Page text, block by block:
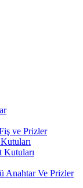
ve Prizler
Kutuları
Anahtar Ve Prizler